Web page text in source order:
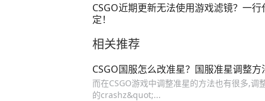
CSGO近期更新无法使用游戏滤镜？一行
定！
相关推荐
CSGO国服怎么改准星？国服准星调整方
而在CSGO游戏中调整准星的方法也有很多,
的crashz&quot;...